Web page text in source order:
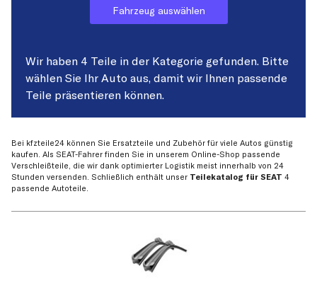
Fahrzeug auswählen
Wir haben 4 Teile in der Kategorie gefunden. Bitte
wählen Sie Ihr Auto aus, damit wir Ihnen passende
Teile präsentieren können.
Bei kfzteile24 können Sie Ersatzteile und Zubehör für viele Autos günstig
kaufen. Als SEAT-Fahrer finden Sie in unserem Online-Shop passende
Verschleißteile, die wir dank optimierter Logistik meist innerhalb von 24
Stunden versenden. Schließlich enthält unser Teilekatalog für SEAT 4
passende Autoteile.